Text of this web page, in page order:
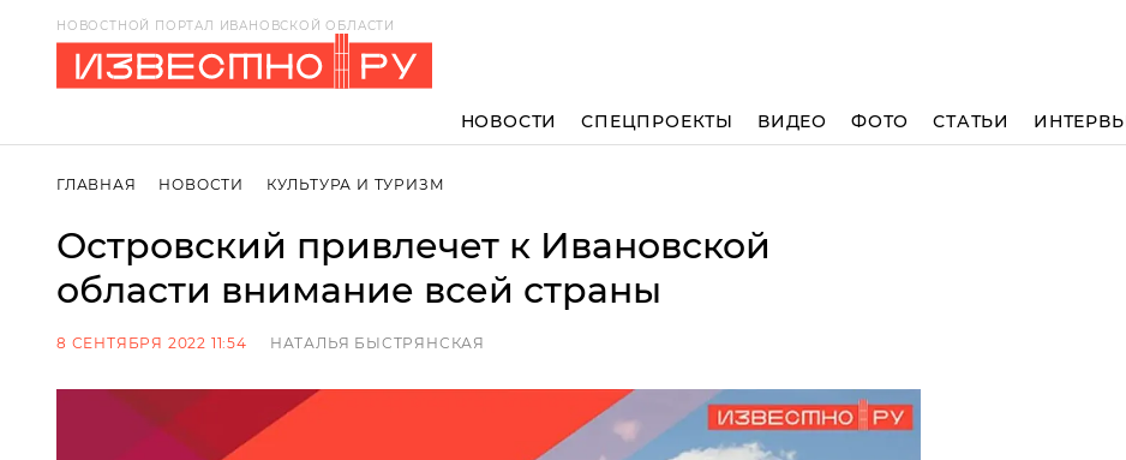
НОВОСТНОЙ ПОРТАЛ ИВАНОВСКОЙ ОБЛАСТИ
НОВОСТИ СПЕЦПРОЕКТЫ ВИДЕО ФОТО СТАТЬИ
ГЛАВНАЯ НОВОСТИ КУЛЬТУРА И ТУРИЗМ
Островский привлечет к Ивановской
области внимание всей страны
8 СЕНТЯБРЯ 2022 11:54 НАТАЛЬЯ БЫСТРЯНСКАЯ